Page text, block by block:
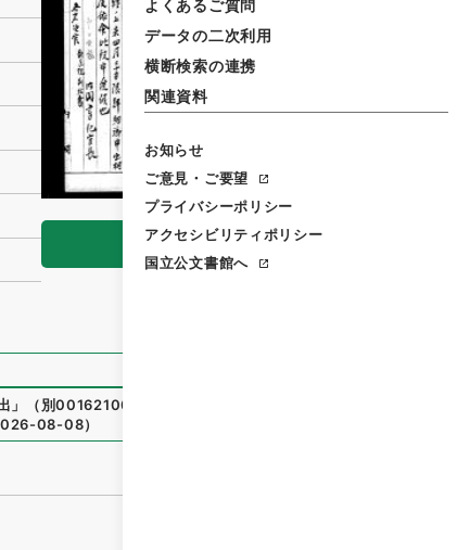
よくあるご質問
データの二次利用
横断検索の連携
関連資料
お知らせ
ご意見・ご要望
プライバシーポリシー
アクセシビリティポリシー
国立公文書館へ
閲覧
」 （別00162100-01100
08-08）